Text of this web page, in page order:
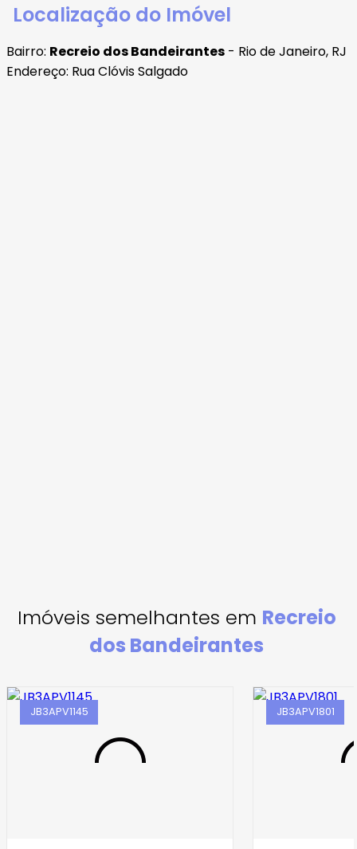
Localização do Imóvel
Bairro: Recreio dos Bandeirantes - Rio de Janeiro, RJ
Endereço: Rua Clóvis Salgado
Imóveis semelhantes em Recreio
dos Bandeirantes
JB3APV1145 JB3APV1801